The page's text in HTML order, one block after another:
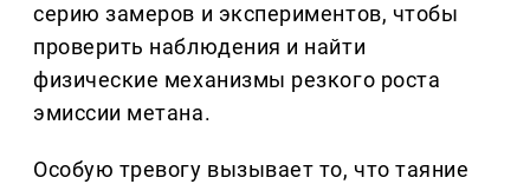
серию замеров и экспериментов, чтобы
проверить наблюдения и найти
физические механизмы резкого роста
эмиссии метана.
Особую тревогу вызывает то, что таяние